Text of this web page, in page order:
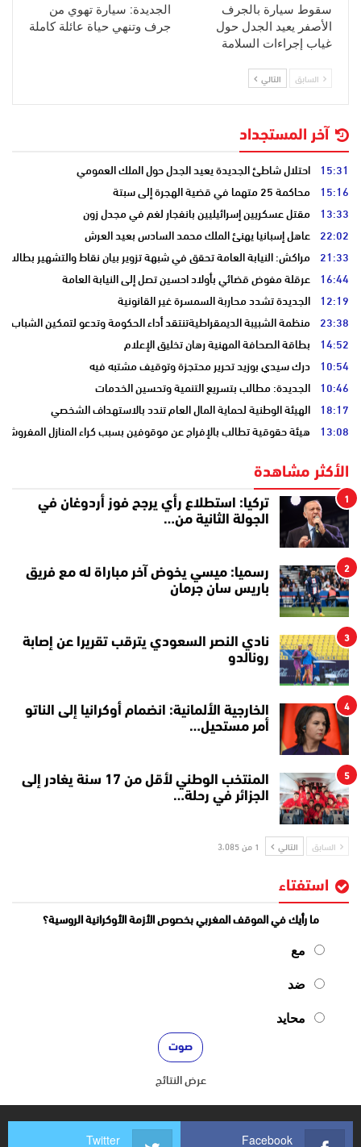
سقوط سيارة بالجرف
الأصفر يعيد الجدل حول
غياب إجراءات السلامة
الجديدة: سيارة تهوي من
جرف وتنهي حياة عائلة كاملة
السابق التالي
آخر المستجداد
15:31 احتلال شاطئ الجديدة يعيد الجدل حول الملك العمومي
15:16 محاكمة 25 متهما في قضية الهجرة إلى سبتة
13:33 مقتل عسكريين إسرائيليين بانفجار لغم في مجدل زون
22:02 عاهل إسبانيا يهنئ الملك محمد السادس بعيد العرش
21:33 مراكش: النيابة العامة تحقق في شبهة تزوير بيان نقاط والتشهير بطالب
16:44 عرقلة مفوض قضائي بأولاد احسين تصل إلى النيابة العامة
12:19 الجديدة تشدد محاربة السمسرة غير القانونية
23:38 منظمة الشبيبة الديمقراطيةتنتقد أداء الحكومة وتدعو لتمكين الشباب
14:52 بطاقة الصحافة المهنية رهان تخليق الإعلام
10:54 درك سيدي بوزيد تحرير محتجزة وتوقيف مشتبه فيه
10:46 الجديدة: مطالب بتسريع التنمية وتحسين الخدمات
18:17 الهيئة الوطنية لحماية المال العام تندد بالاستهداف الشخصي
13:08 هيئة حقوقية تطالب بالإفراج عن موقوفين بسبب كراء المنازل المفروشة
الأكثر مشاهدة
1
تركيا: استطلاع رأي يرجح فوز أردوغان في
الجولة الثانية من…
2
رسميا: ميسي يخوض آخر مباراة له مع فريق
باريس سان جرمان
3
نادي النصر السعودي يترقب تقريرا عن إصابة
رونالدو
4
الخارجية الألمانية: انضمام أوكرانيا إلى الناتو
أمر مستحيل…
5
المنتخب الوطني لأقل من 17 سنة يغادر إلى
الجزائر في رحلة…
السابق التالي 1 من 3٬085
استفتاء
ما رأيك في الموقف المغربي بخصوص الأزمة الأوكرانية الروسية؟
مع
ضد
محايد
عرض النتائج
Facebook
Twitter